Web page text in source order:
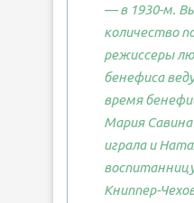
— в 1930-м.
количество
режиссеры
бенефиса
время
Мария
играла и
Книппер-